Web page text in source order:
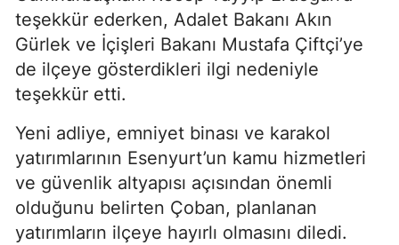
teşekkür ederken, Adalet Bakanı Akın
Gürlek ve İçişleri Bakanı Mustafa Çiftçi’ye
de ilçeye gösterdikleri ilgi nedeniyle
teşekkür etti.
Yeni adliye, emniyet binası ve karakol
yatırımlarının Esenyurt’un kamu hizmetleri
ve güvenlik altyapısı açısından önemli
olduğunu belirten Çoban, planlanan
yatırımların ilçeye hayırlı olmasını diledi.